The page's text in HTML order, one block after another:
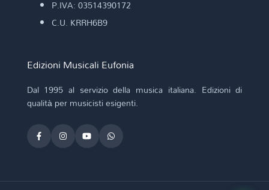
P.IVA: 03514390172
C.U. KRRH6B9
Edizioni Musicali Eufonia
Dal 1995 al servizio della musica italiana. Edizioni di
qualità per musicisti esigenti.